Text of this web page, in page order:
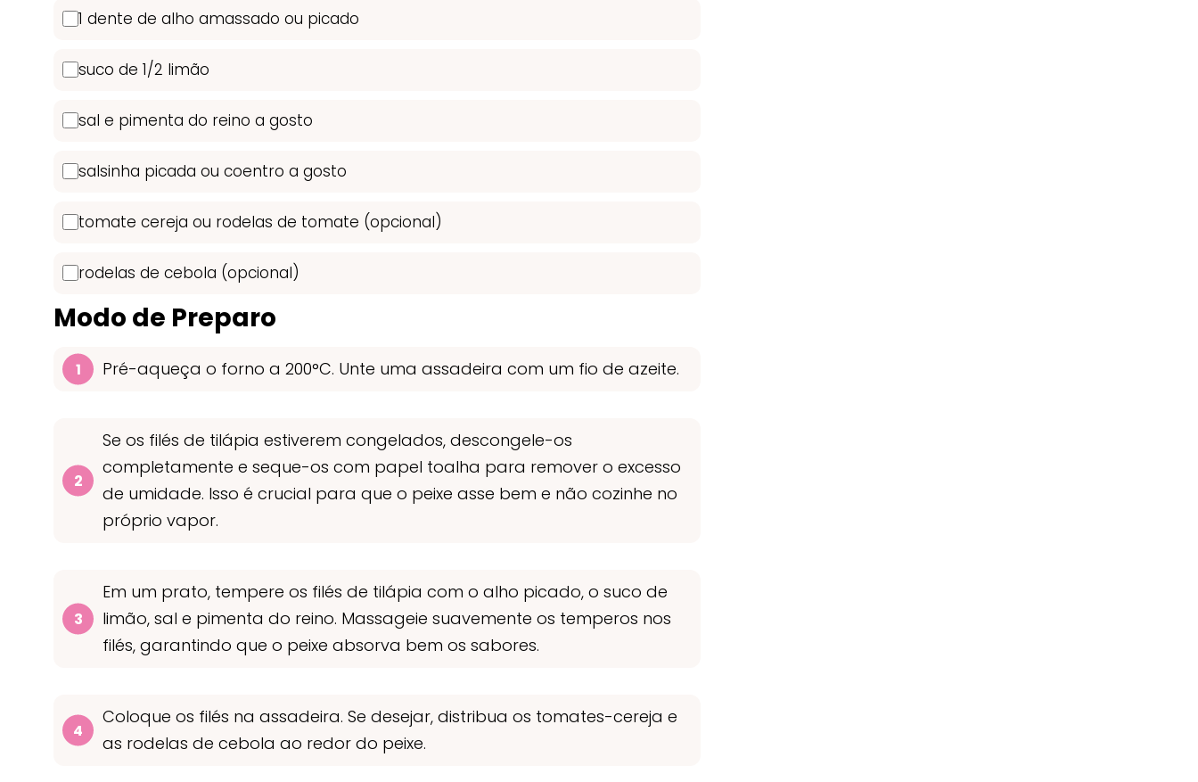
1 dente de alho amassado ou picado
suco de 1/2 limão
sal e pimenta do reino a gosto
salsinha picada ou coentro a gosto
tomate cereja ou rodelas de tomate (opcional)
rodelas de cebola (opcional)
Modo de Preparo
Pré-aqueça o forno a 200°C. Unte uma assadeira com um fio de azeite.
Se os filés de tilápia estiverem congelados, descongele-os
completamente e seque-os com papel toalha para remover o excesso
de umidade. Isso é crucial para que o peixe asse bem e não cozinhe no
próprio vapor.
Em um prato, tempere os filés de tilápia com o alho picado, o suco de
limão, sal e pimenta do reino. Massageie suavemente os temperos nos
filés, garantindo que o peixe absorva bem os sabores.
Coloque os filés na assadeira. Se desejar, distribua os tomates-cereja e
as rodelas de cebola ao redor do peixe.